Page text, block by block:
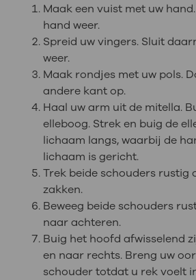
Maak een vuist met uw
hand weer.
Spreid uw vingers. Sluit
weer.
Maak rondjes met uw pols.
andere kant op.
Haal uw arm uit de mitella.
elleboog. Strek en buig de
lichaam langs, waarbij de
lichaam is gericht.
Trek beide schouders rustig
zakken.
Beweeg beide schouders
naar achteren.
Buig het hoofd afwisselend
en naar rechts. Breng uw
schouder totdat u rek voelt